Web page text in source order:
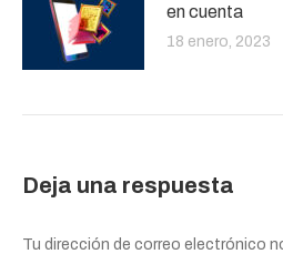
en cuenta
18 enero, 2023
Deja una respuesta
Tu dirección de correo electrónico